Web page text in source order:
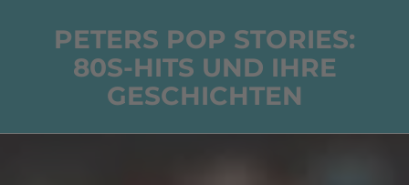
PETERS POP STORIES:
80S-HITS UND IHRE
GESCHICHTEN